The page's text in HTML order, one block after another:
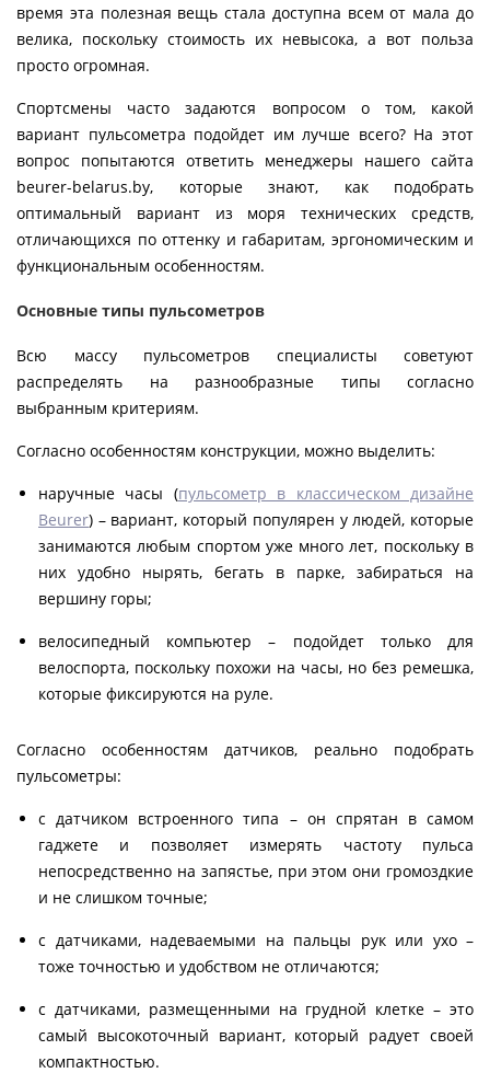
время эта полезная вещь стала доступна всем от мала до
велика, поскольку стоимость их невысока, а вот польза
просто огромная.
Спортсмены часто задаются вопросом о том, какой
вариант пульсометра подойдет им лучше всего? На этот
вопрос попытаются ответить менеджеры нашего сайта
beurer-belarus.by, которые знают, как подобрать
оптимальный вариант из моря технических средств,
отличающихся по оттенку и габаритам, эргономическим и
функциональным особенностям.
Основные типы пульсометров
Всю массу пульсометров специалисты советуют
распределять на разнообразные типы согласно
выбранным критериям.
Согласно особенностям конструкции, можно выделить:
наручные часы (пульсометр в классическом дизайне
Beurer) – вариант, который популярен у людей, которые
занимаются любым спортом уже много лет, поскольку в
них удобно нырять, бегать в парке, забираться на
вершину горы;
велосипедный компьютер – подойдет только для
велоспорта, поскольку похожи на часы, но без ремешка,
которые фиксируются на руле.
Согласно особенностям датчиков, реально подобрать
пульсометры:
с датчиком встроенного типа – он спрятан в самом
гаджете и позволяет измерять частоту пульса
непосредственно на запястье, при этом они громоздкие
и не слишком точные;
с датчиками, надеваемыми на пальцы рук или ухо –
тоже точностью и удобством не отличаются;
с датчиками, размещенными на грудной клетке – это
самый высокоточный вариант, который радует своей
компактностью.